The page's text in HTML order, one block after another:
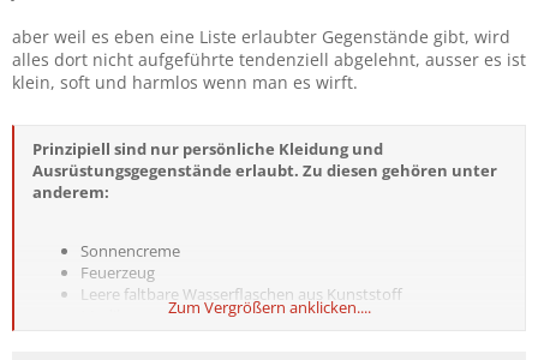
aber weil es eben eine Liste erlaubter Gegenstände gibt, wird
alles dort nicht aufgeführte tendenziell abgelehnt, ausser es ist
klein, soft und harmlos wenn man es wirft.
Prinzipiell sind nur persönliche Kleidung und
Ausrüstungsgegenstände erlaubt. Zu diesen gehören unter
anderem:
Sonnencreme
Feuerzeug
Leere faltbare Wasserflaschen aus Kunststoff
Medikamente (Asthmaspray, Tabletten, etc.)
Zum Vergrößern anklicken....